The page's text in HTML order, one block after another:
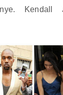
Kendall